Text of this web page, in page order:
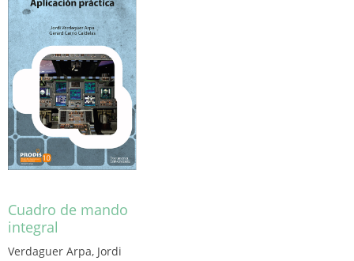
Cuadro de mando
integral
Verdaguer Arpa, Jordi